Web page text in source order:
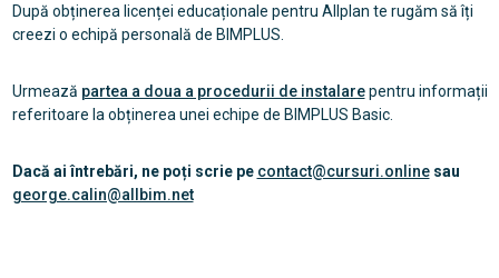
După obținerea licenței educaționale pentru Allplan te rugăm să îți
creezi o echipă personală de BIMPLUS.
Urmează partea a doua a procedurii de instalarepentru informații
referitoare la obținerea unei echipe de BIMPLUS Basic.
Dacă ai întrebări, ne poți scrie pe contact@cursuri.onlinesau
george.calin@allbim.net